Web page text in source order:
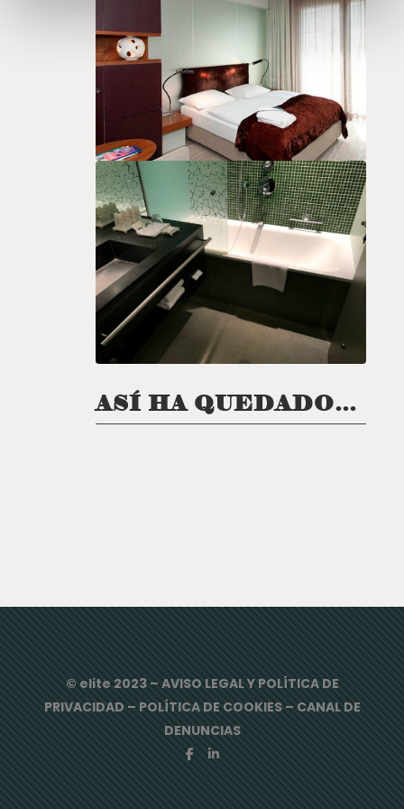
ASÍ HA QUEDADO…
© elite 2023 – AVISO LEGAL Y POLÍTICA DE
PRIVACIDAD – POLÍTICA DE COOKIES– CANAL DE
DENUNCIAS